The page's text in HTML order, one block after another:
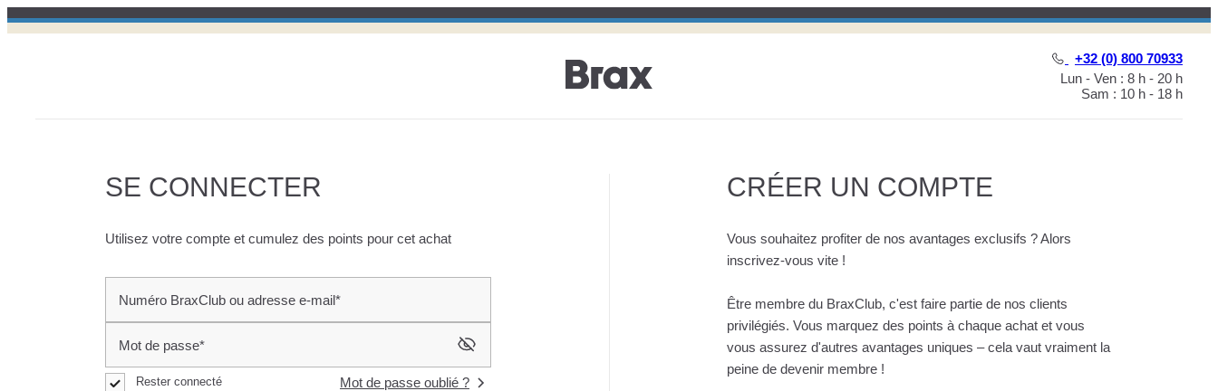
+32 (0) 800 70933
Lun - Ven : 8 h - 20 h
Sam : 10 h - 18 h
SE CONNECTER
Utilisez votre compte et cumulez des points pour cet achat
Numéro BraxClub ou adresse e-mail*
Mot de passe*
Rester connecté Mot de passe oublié ?
CRÉER UN COMPTE
Vous souhaitez profiter de nos avantages exclusifs ? Alors
inscrivez-vous vite !
Être membre du BraxClub, c'est faire partie de nos clients
privilégiés. Vous marquez des points à chaque achat et vous
vous assurez d'autres avantages uniques – cela vaut vraiment la
peine de devenir membre !